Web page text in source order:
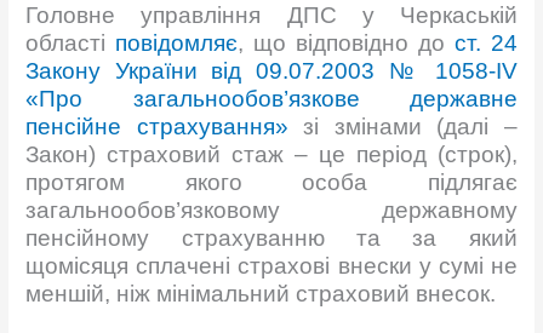
Головне управління ДПС у Черкаській
області повідомляє, що відповідно до ст. 24
Закону України від 09.07.2003 № 1058-ІV
«Про загальнообов’язкове державне
пенсійне страхування» зі змінами (далі –
Закон) страховий стаж – це період (строк),
протягом якого особа підлягає
загальнообов’язковому державному
пенсійному страхуванню та за який
щомісяця сплачені страхові внески у сумі не
меншій, ніж мінімальний страховий внесок.